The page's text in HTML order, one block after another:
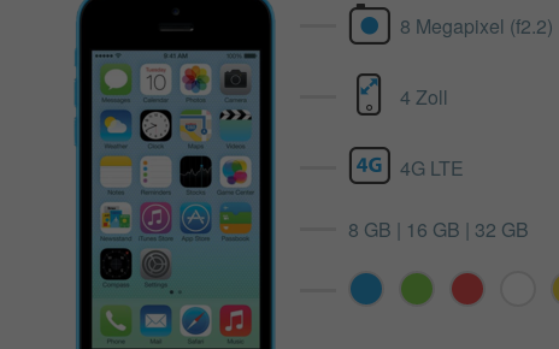
8 Megapixel (f2.2)
4 Zoll
4G LTE
8 GB | 16 GB | 32 GB